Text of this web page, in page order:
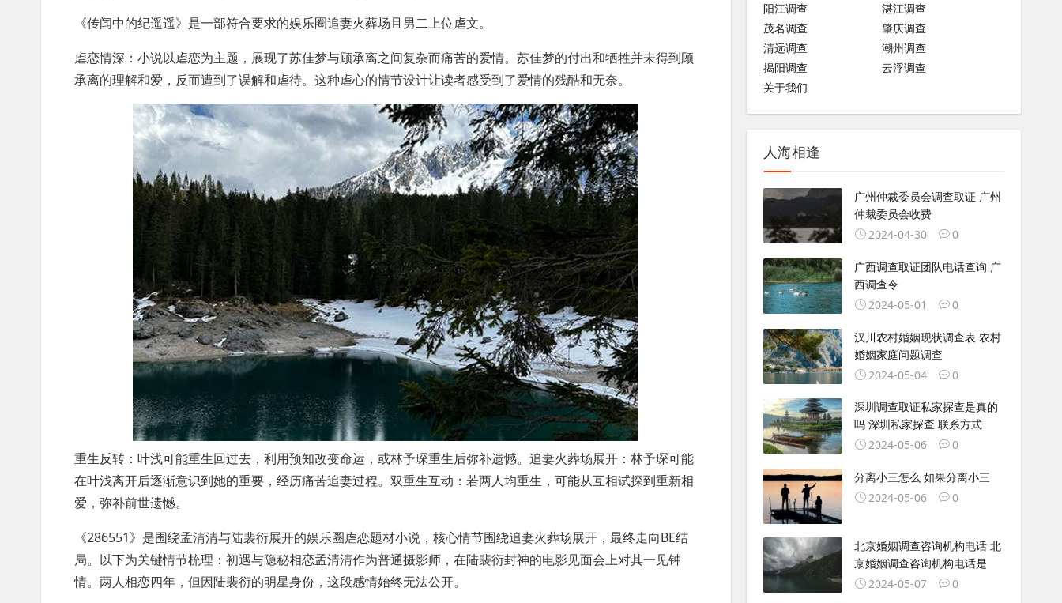
《传闻中的纪遥遥》是一部符合要求的娱乐圈追妻火葬场且男二上位虐文。
虐恋情深：小说以虐恋为主题，展现了苏佳梦与顾承离之间复杂而痛苦的爱情。苏佳梦的付出和牺牲并未得到顾
承离的理解和爱，反而遭到了误解和虐待。这种虐心的情节设计让读者感受到了爱情的残酷和无奈。
重生反转：叶浅可能重生回过去，利用预知改变命运，或林予琛重生后弥补遗憾。追妻火葬场展开：林予琛可能
在叶浅离开后逐渐意识到她的重要，经历痛苦追妻过程。双重生互动：若两人均重生，可能从互相试探到重新相
爱，弥补前世遗憾。
《286551》是围绕孟清清与陆裴衍展开的娱乐圈虐恋题材小说，核心情节围绕追妻火葬场展开，最终走向BE结
局。以下为关键情节梳理：初遇与隐秘相恋孟清清作为普通摄影师，在陆裴衍封神的电影见面会上对其一见钟
情。两人相恋四年，但因陆裴衍的明星身份，这段感情始终无法公开。
阳江调查
湛江调查
茂名调查
肇庆调查
清远调查
潮州调查
揭阳调查
云浮调查
关于我们
人海相逢
广州仲裁委员会调查取证 广州
仲裁委员会收费
2024-04-30
0
广西调查取证团队电话查询 广
西调查令
2024-05-01
0
汉川农村婚姻现状调查表 农村
婚姻家庭问题调查
2024-05-04
0
深圳调查取证私家探查是真的
吗 深圳私家探查 联系方式
2024-05-06
0
分离小三怎么 如果分离小三
2024-05-06
0
北京婚姻调查咨询机构电话 北
京婚姻调查咨询机构电话是
2024-05-07
0